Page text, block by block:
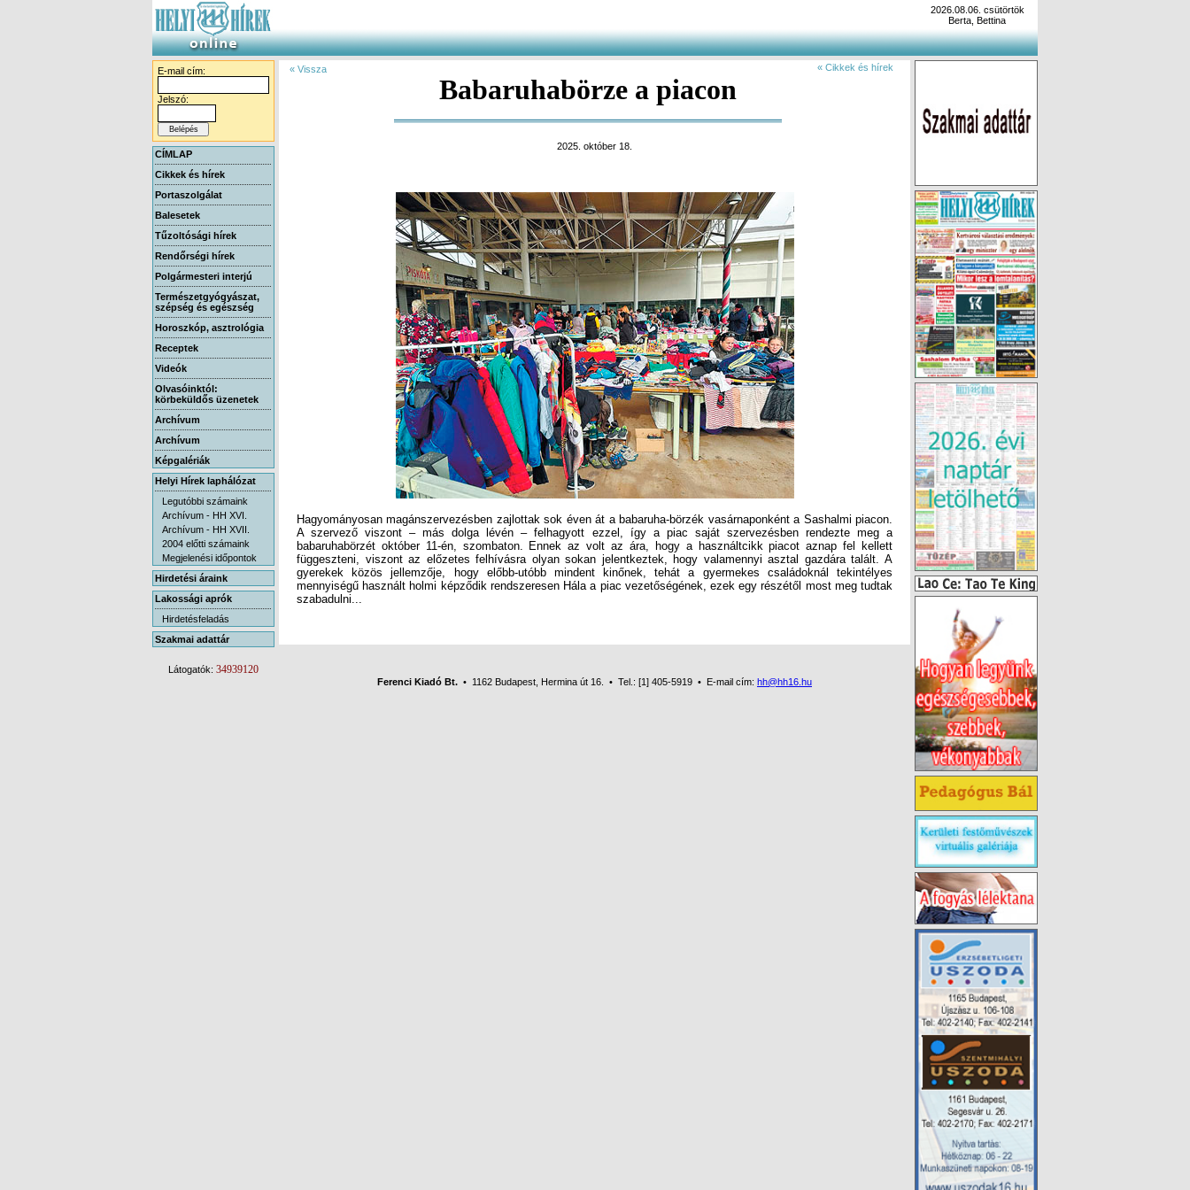
2026.08.06. csütörtök
Berta, Bettina
E-mail cím:
Jelszó:
CÍMLAP
Cikkek és hírek
Portaszolgálat
Balesetek
Tűzoltósági hírek
Rendőrségi hírek
Polgármesteri interjú
Természetgyógyászat,
szépség és egészség
Horoszkóp, asztrológia
Receptek
Videók
Olvasóinktól:
körbeküldős üzenetek
Archívum
Archívum
Képgalériák
Helyi Hírek laphálózat
Legutóbbi számaink
Archívum - HH XVI.
Archívum - HH XVII.
2004 előtti számaink
Megjelenési időpontok
Hirdetési áraink
Lakossági aprók
Hirdetésfeladás
Szakmai adattár
Látogatók: 34939120
« Vissza
Babaruhabörze a piacon
« Cikkek és hírek
2025. október 18.
Hagyományosan magánszervezésben zajlottak sok éven át a babaruha-börzék vasárnaponként a Sashalmi piacon.
A szervező viszont – más dolga lévén – felhagyott ezzel, így a piac saját szervezésben rendezte meg a
babaruhabörzét október 11-én, szombaton. Ennek az volt az ára, hogy a használtcikk piacot aznap fel kellett
függeszteni, viszont az előzetes felhívásra olyan sokan jelentkeztek, hogy valamennyi asztal gazdára talált. A
gyerekek közös jellemzője, hogy előbb-utóbb mindent kinőnek, tehát a gyermekes családoknál tekintélyes
mennyiségű használt holmi képződik rendszeresen Hála a piac vezetőségének, ezek egy részétől most meg tudtak
szabadulni...
Ferenci Kiadó Bt. • 1162 Budapest, Hermina út 16. • Tel.: [1] 405-5919 • E-mail cím: hh@hh16.hu